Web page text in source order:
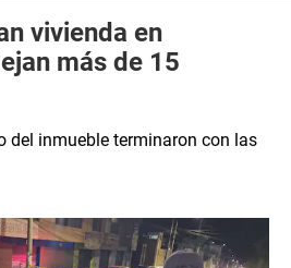
vivienda en
más de 15
del inmueble terminaron con las